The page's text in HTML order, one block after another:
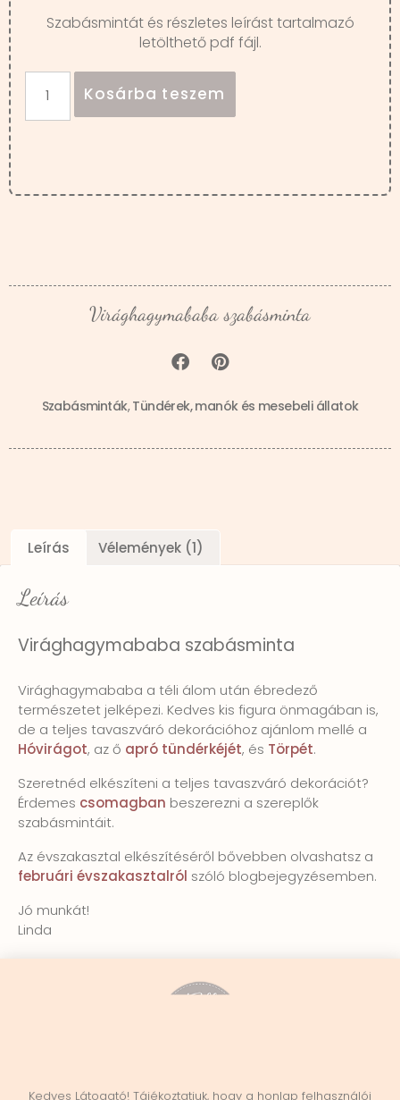
Szabásmintát és részletes leírást tartalmazó
letölthető pdf fájl.
Kosárba teszem
Virághagymababa szabásminta
Szabásminták,Tündérek, manók és mesebeli állatok
Leírás Vélemények (1)
Leírás
Virághagymababa szabásminta
Virághagymababa a téli álom után ébredező
természetet jelképezi. Kedves kis figura önmagában is,
de a teljes tavaszváró dekorációhoz ajánlom mellé a
Hóvirágot, az ő apró tündérkéjét, és Törpét.
Szeretnéd elkészíteni a teljes tavaszváró dekorációt?
Érdemes csomagban beszerezni a szereplők
szabásmintáit.
Az évszakasztal elkészítéséről bővebben olvashatsz a
februári évszakasztalról szóló blogbejegyzésemben.
Jó munkát!
Linda